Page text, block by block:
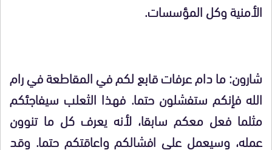
الأمنية وكل المؤسسات.
شارون: ما دام عرفات قابع لكم في المقاطعة في رام
الله فإنكم ستفشلون حتما. فهذا الثعلب سيفاجئكم
مثلما فعل معكم سابقا، لأنه يعرف كل ما تنوون
عمله، وسيعمل على افشالكم واعاقتكم حتما. وقد